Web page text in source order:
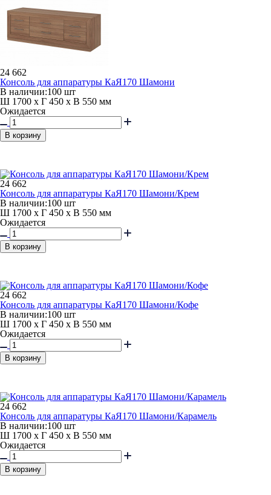
24 662
Консоль для аппаратуры КаЯ170 Шамони
В наличии:100 шт
Ш 1700 x Г 450 x В 550 мм
Ожидается
В корзину
24 662
Консоль для аппаратуры КаЯ170 Шамони/Крем
В наличии:100 шт
Ш 1700 x Г 450 x В 550 мм
Ожидается
В корзину
24 662
Консоль для аппаратуры КаЯ170 Шамони/Кофе
В наличии:100 шт
Ш 1700 x Г 450 x В 550 мм
Ожидается
В корзину
24 662
Консоль для аппаратуры КаЯ170 Шамони/Карамель
В наличии:100 шт
Ш 1700 x Г 450 x В 550 мм
Ожидается
В корзину